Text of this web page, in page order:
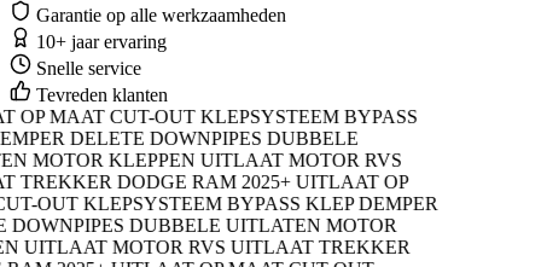
Garantie op alle werkzaamheden
10+ jaar ervaring
Snelle service
Tevreden klanten
MAATCUT-OUT KLEPSYSTEEMBYPASS
DELETEDOWNPIPESDUBBELE
MOTOR KLEPPENUITLAAT MOTORRVS
DODGE RAM 2025+UITLAAT OP
OUT KLEPSYSTEEMBYPASS KLEPDEMPER
DUBBELE UITLATENMOTOR
MOTORRVS UITLAAT TREKKER